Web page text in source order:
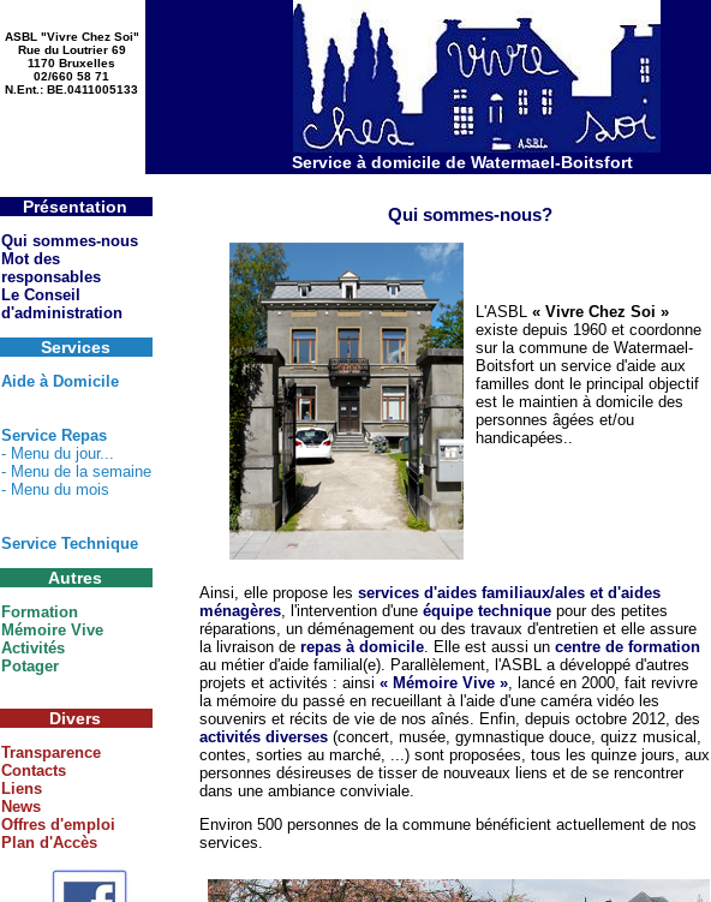
ASBL "Vivre Chez Soi"
Rue du Loutrier 69
1170 Bruxelles
02/660 58 71
N.Ent.: BE.0411005133
Service à domicile de Watermael-Boitsfort
Présentation
Qui sommes-nous
Mot des
responsables
Le Conseil
d'administration
Services
Aide à Domicile
Service Repas
- Menu du jour...
- Menu de la semaine
- Menu du mois
Service Technique
Autres
Formation
Mémoire Vive
Activités
Potager
Divers
Transparence
Contacts
Liens
News
Offres d'emploi
Plan d'Accès
Qui sommes-nous?
L'ASBL « Vivre Chez Soi »
existe depuis 1960 et coordonne
sur la commune de Watermael-
Boitsfort un service d'aide aux
familles dont le principal objectif
est le maintien à domicile des
personnes âgées et/ou
handicapées..
Ainsi, elle propose les services d'aides familiaux/ales et d'aides
ménagères, l'intervention d'une équipe technique pour des petites
réparations, un déménagement ou des travaux d'entretien et elle assure
la livraison de repas à domicile. Elle est aussi un centre de formation
au métier d'aide familial(e). Parallèlement, l'ASBL a développé d'autres
projets et activités : ainsi « Mémoire Vive », lancé en 2000, fait revivre
la mémoire du passé en recueillant à l'aide d'une caméra vidéo les
souvenirs et récits de vie de nos aînés. Enfin, depuis octobre 2012, des
activités diverses (concert, musée, gymnastique douce, quizz musical,
contes, sorties au marché, ...) sont proposées, tous les quinze jours, aux
personnes désireuses de tisser de nouveaux liens et de se rencontrer
dans une ambiance conviviale.
Environ 500 personnes de la commune bénéficient actuellement de nos
services.